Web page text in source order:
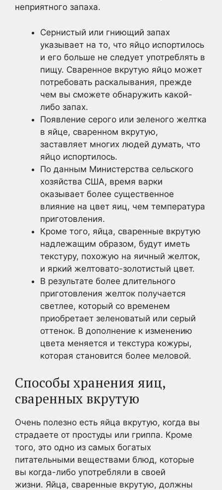
неприятного запаха.
Сернистый или гниющий запах
указывает на то, что яйцо испортилось
и его больше не следует употреблять в
пищу. Сваренное вкрутую яйцо может
потребовать раскалывания, прежде
чем вы сможете обнаружить какой-
либо запах.
Появление серого или зеленого желтка
в яйце, сваренном вкрутую,
заставляет многих людей думать, что
яйцо испортилось.
По данным Министерства сельского
хозяйства США, время варки
оказывает более существенное
влияние на цвет яиц, чем температура
приготовления.
Кроме того, яйца, сваренные вкрутую
надлежащим образом, будут иметь
текстуру, похожую на яичный желток,
и яркий желтовато-золотистый цвет.
В результате более длительного
приготовления желток получается
светлее, который со временем
приобретает зеленоватый или серый
оттенок. В дополнение к изменению
цвета меняется и текстура кожуры,
которая становится более меловой.
Способы хранения яиц,
сваренных вкрутую
Очень полезно есть яйца вкрутую, когда вы
страдаете от простуды или гриппа. Кроме
того, это одно из самых богатых
питательными веществами блюд, которые
вы когда-либо употребляли в своей
жизни. Яйца, сваренные вкрутую, должны